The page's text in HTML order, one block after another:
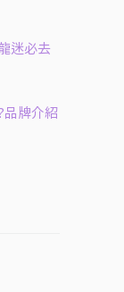
迷必去
品牌介紹